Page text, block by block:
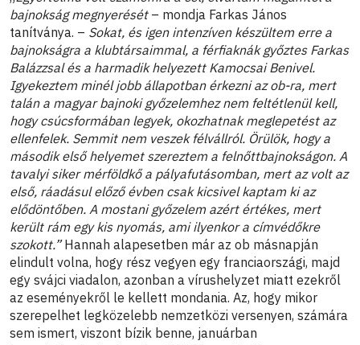
bajnokság megnyerését– mondja Farkas János
tanítványa. – Sokat, és igen intenzíven készültem erre a
bajnokságra a klubtársaimmal, a férfiaknák győztes Farkas
Balázzsal és a harmadik helyezett Kamocsai Benivel.
Igyekeztem minél jobb állapotban érkezni az ob-ra, mert
talán a magyar bajnoki győzelemhez nem feltétlenül kell,
hogy csúcsformában legyek, okozhatnak meglepetést az
ellenfelek. Semmit nem veszek félvállról. Örülök, hogy a
második első helyemet szereztem a felnőttbajnokságon. A
tavalyi siker mérföldkő a pályafutásomban, mert az volt az
első, ráadásul előző évben csak kicsivel kaptam ki az
elődöntőben. A mostani győzelem azért értékes, mert
került rám egy kis nyomás, ami ilyenkor a címvédőkre
szokott.”Hannah alapesetben már az ob másnapján
elindult volna, hogy rész vegyen egy franciaországi, majd
egy svájci viadalon, azonban a vírushelyzet miatt ezekről
az eseményekről le kellett mondania. Az, hogy mikor
szerepelhet legközelebb nemzetközi versenyen, számára
sem ismert, viszont bízik benne, januárban